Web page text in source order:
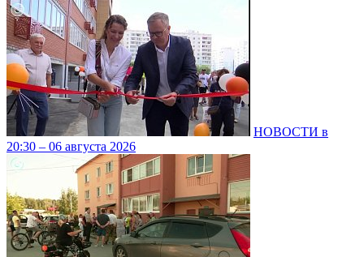
НОВОСТИ в
20:30 – 06 августа 2026